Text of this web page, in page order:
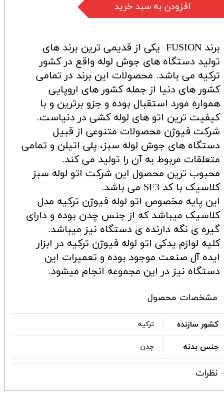
افزودن به سبد خرید
برند FUSION یکی از قدیمی ترین برند های
تولید دستگاه های جوش لوله واقع در کشور
ترکیه می باشد. محصولات این برند در تمامی
کشور های دنیا از جمله کشور های اروپایی
همواره مورد استقبال بوده و جزو برترین و با
کیفیت ترین اتو های لوله کشی در دنیاست.
شرکت فیوژن محصولات متنوعی از قبیل
دستگاه های جوش لوله سبز، پلی اتیلن و تمامی
متعلقات مربوط به آن را تولید می کند.
محبوب ترین محصول این شرکت اتو لوله سبز
کلاسیک با کد SF3 می باشد.
این پایه مخصوص اتو لوله فیوژن ترکیه مدل
کلاسیک میباشد که از جنس چدن بوده و دارای
گیره ی نگه دارنده ی دستگاه نیز میباشد.
کلیه لوازم یدکی اتو لوله فیوژن ترکیه در ابزار
ایده آل صنعت موجود بوده و تعمیرات این
دستگاه نیز در این مجموعه انجام میشود.
مشخصات محصول
کشور سازنده ترکیه
جنس بدنه چدن
نظرات